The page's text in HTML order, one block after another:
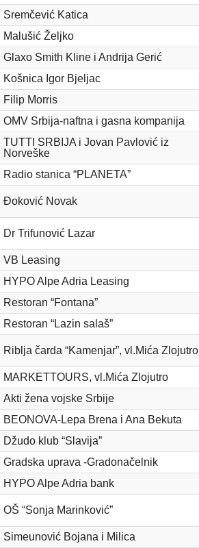
Sremčević Katica
Malušić Željko
Glaxo Smith Kline i Andrija Gerić
Košnica Igor Bjeljac
Filip Morris
OMV Srbija-naftna i gasna kompanija
TUTTI SRBIJA i Jovan Pavlović iz
Norveške
Radio stanica “PLANETA”
Đoković Novak
Dr Trifunović Lazar
VB Leasing
HYPO Alpe Adria Leasing
Restoran “Fontana”
Restoran “Lazin salaš”
Riblja čarda “Kamenjar”, vl.Mića Zlojutro
MARKETTOURS, vl.Mića Zlojutro
Akti žena vojske Srbije
BEONOVA-Lepa Brena i Ana Bekuta
Džudo klub “Slavija”
Gradska uprava -Gradonačelnik
HYPO Alpe Adria bank
OŠ “Sonja Marinković”
Simeunović Bojana i Milica